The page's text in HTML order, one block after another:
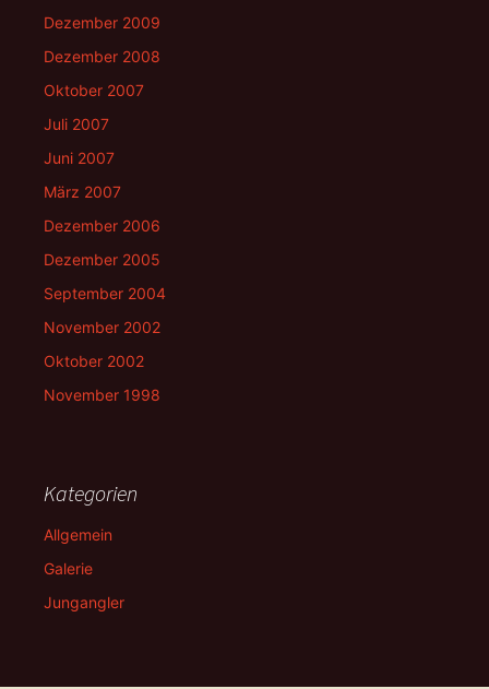
Dezember 2009
Dezember 2008
Oktober 2007
Juli 2007
Juni 2007
März 2007
Dezember 2006
Dezember 2005
September 2004
November 2002
Oktober 2002
November 1998
Kategorien
Allgemein
Galerie
Jungangler